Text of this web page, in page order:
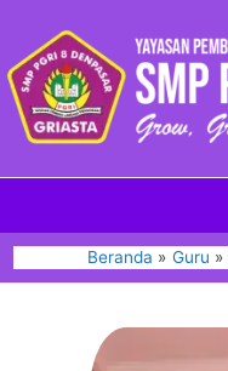
Beranda Guru